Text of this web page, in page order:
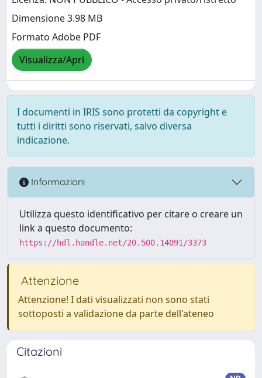
Dimensione 3.98 MB
Formato Adobe PDF
Visualizza/Apri
I documenti in IRIS sono protetti da copyright e
tutti i diritti sono riservati, salvo diversa
indicazione.
Informazioni
Utilizza questo identificativo per citare o creare un
link a questo documento:
https://hdl.handle.net/20.500.14091/3373
Attenzione
Attenzione! I dati visualizzati non sono stati
sottoposti a validazione da parte dell'ateneo
Citazioni